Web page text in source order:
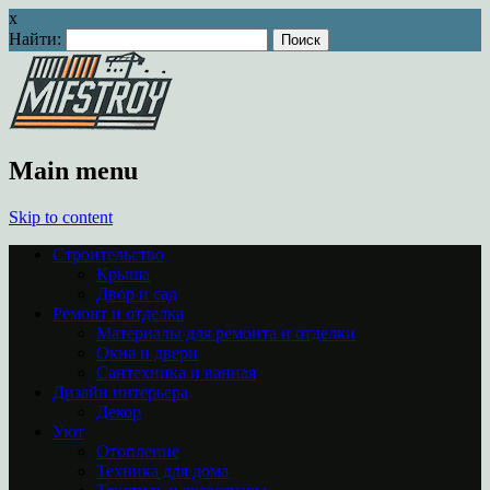
x
Найти:
Main menu
Skip to content
Строительство
Крыша
Двор и сад
Ремонт и отделка
Материалы для ремонта и отделки
Окна и двери
Сантехника и ванная
Дизайн интерьера
Декор
Уют
Отопление
Техника для дома